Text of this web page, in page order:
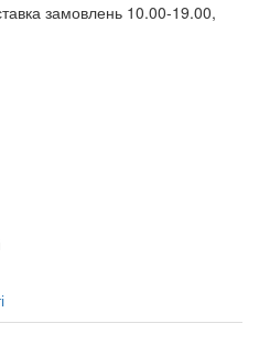
замовлень 10.00-19.00,